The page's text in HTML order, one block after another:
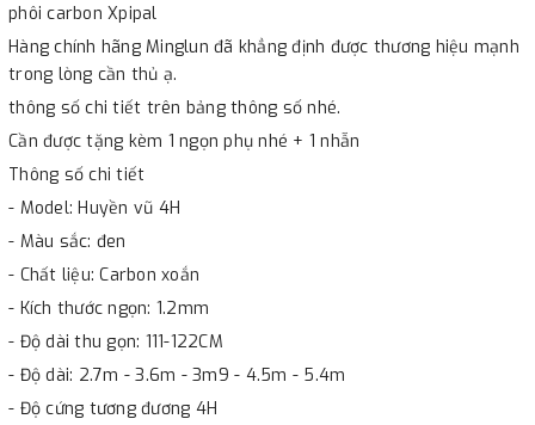
phôi carbon Xpipal
Hàng chính hãng Minglun đã khẳng định được thương hiệu mạnh
trong lòng cần thủ ạ.
thông số chi tiết trên bảng thông số nhé.
Cần được tặng kèm 1 ngọn phụ nhé + 1 nhẫn
Thông số chi tiết
- Model: Huyền vũ 4H
- Màu sắc: đen
- Chất liệu: Carbon xoắn
- Kích thước ngọn: 1.2mm
- Độ dài thu gọn: 111-122CM
- Độ dài: 2.7m - 3.6m - 3m9 - 4.5m - 5.4m
- Độ cứng tương đương 4H